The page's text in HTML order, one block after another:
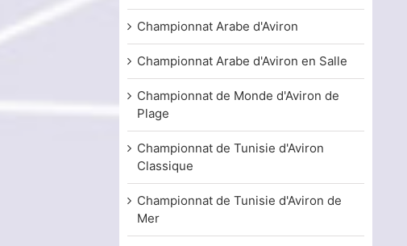
Championnat Arabe d'Aviron
Championnat Arabe d'Aviron en Salle
Championnat de Monde d'Aviron de
Plage
Championnat de Tunisie d'Aviron
Classique
Championnat de Tunisie d'Aviron de
Mer